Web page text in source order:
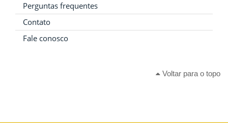
Perguntas frequentes
Contato
Fale conosco
Voltar para o topo